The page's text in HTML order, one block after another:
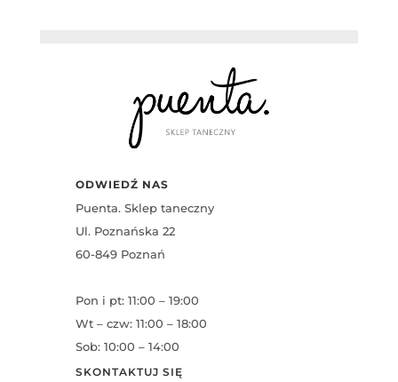
ODWIEDŹ NAS
Puenta. Sklep taneczny
Ul. Poznańska 22
60-849 Poznań
Pon i pt: 11:00 – 19:00
Wt – czw: 11:00 – 18:00
Sob: 10:00 – 14:00
SKONTAKTUJ SIĘ